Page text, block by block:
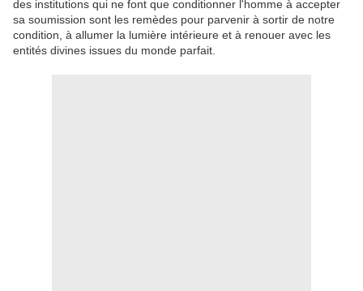
des institutions qui ne font que conditionner l'homme à accepter
sa soumission sont les remèdes pour parvenir à sortir de notre
condition, à allumer la lumière intérieure et à renouer avec les
entités divines issues du monde parfait.